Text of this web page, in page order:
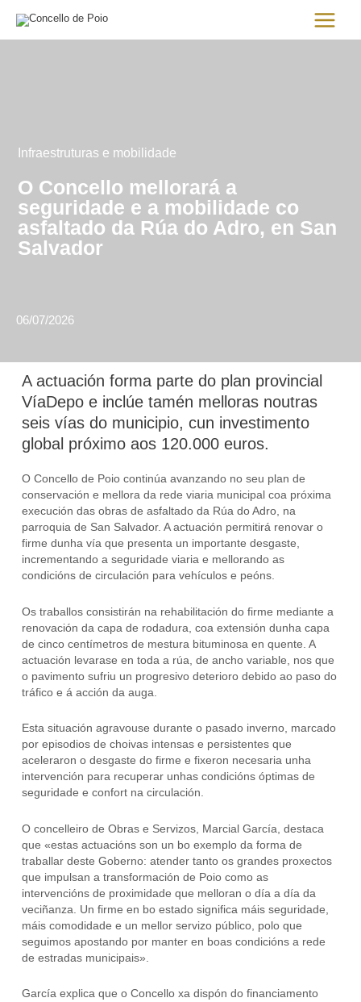
contenido
Main
Menu
Infraestruturas e mobilidade
O Concello mellorará a
seguridade e a mobilidade co
asfaltado da Rúa do Adro, en San
Salvador
06/07/2026
A actuación forma parte do plan provincial
VíaDepo e inclúe tamén melloras noutras
seis vías do municipio, cun investimento
global próximo aos 120.000 euros.
O Concello de Poio continúa avanzando no seu plan de
conservación e mellora da rede viaria municipal coa próxima
execución das obras de asfaltado da Rúa do Adro, na
parroquia de San Salvador. A actuación permitirá renovar o
firme dunha vía que presenta un importante desgaste,
incrementando a seguridade viaria e mellorando as
condicións de circulación para vehículos e peóns.
Os traballos consistirán na rehabilitación do firme mediante a
renovación da capa de rodadura, coa extensión dunha capa
de cinco centímetros de mestura bituminosa en quente. A
actuación levarase en toda a rúa, de ancho variable, nos que
o pavimento sufriu un progresivo deterioro debido ao paso do
tráfico e á acción da auga.
Esta situación agravouse durante o pasado inverno, marcado
por episodios de choivas intensas e persistentes que
aceleraron o desgaste do firme e fixeron necesaria unha
intervención para recuperar unhas condicións óptimas de
seguridade e confort na circulación.
O concelleiro de Obras e Servizos, Marcial García, destaca
que «estas actuacións son un bo exemplo da forma de
traballar deste Goberno: atender tanto os grandes proxectos
que impulsan a transformación de Poio como as
intervencións de proximidade que melloran o día a día da
veciñanza. Un firme en bo estado significa máis seguridade,
máis comodidade e un mellor servizo público, polo que
seguimos apostando por manter en boas condicións a rede
de estradas municipais».
García explica que o Concello xa dispón do financiamento